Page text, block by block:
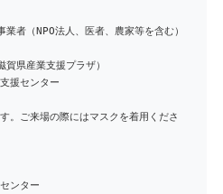
者（NPO法人、医者、農家等を含む）
県産業支援プラザ）
センター
。ご来場の際にはマスクを着用くださ
ンター